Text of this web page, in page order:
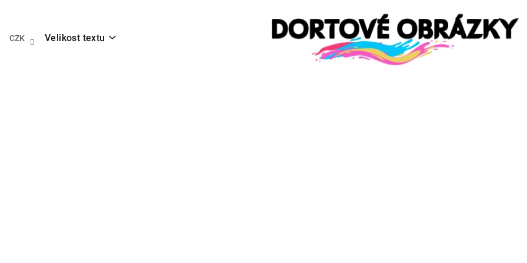
obsah
CZK Velikost textu